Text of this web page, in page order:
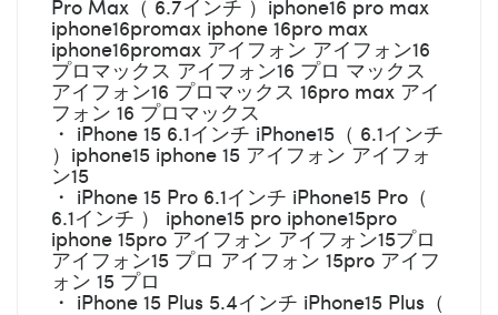
Pro Max（ 6.7インチ ）iphone16 pro max
iphone16promax iphone 16pro max
iphone16promax アイフォン アイフォン16
プロマックス アイフォン16 プロ マックス
アイフォン16 プロマックス 16pro max アイ
フォン 16 プロマックス
・ iPhone 15 6.1インチ iPhone15（ 6.1インチ
）iphone15 iphone 15 アイフォン アイフォ
ン15
・ iPhone 15 Pro 6.1インチ iPhone15 Pro（
6.1インチ ） iphone15 pro iphone15pro
iphone 15pro アイフォン アイフォン15プロ
アイフォン15 プロ アイフォン 15pro アイフ
ォン 15 プロ
・ iPhone 15 Plus 5.4インチ iPhone15 Plus（